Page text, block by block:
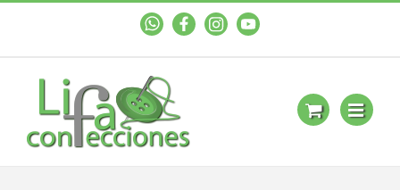
WhastAppFacebookInstagramYouTube